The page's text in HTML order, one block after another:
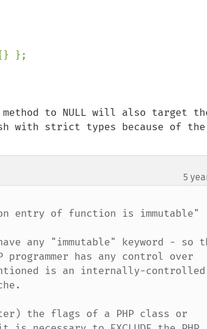
to NULL will also target
with strict types because of the
5
entry of function is immutable"
any "immutable" keyword - so
has any control over
is an internally-controlled
the flags of a PHP class or